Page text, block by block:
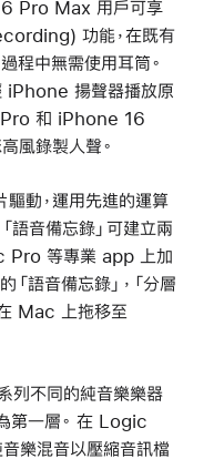
Pro Max 用戶可享
功能，在既有
程中無需使用耳筒。
iPhone 揚聲器播放原
Pro 和 iPhone 16
風錄製人聲。
驅動，運用先進的運算
語音備忘錄」可建立兩
Pro 等專業 app 上加
語音備忘錄」，「分層
Mac 上拖移至
列不同的純音樂樂器
第一層。 在 Logic
樂混音以壓縮音訊檔